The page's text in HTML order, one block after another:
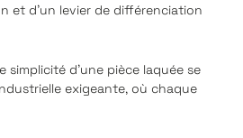
et d’un levier de différenciation
simplicité d’une pièce laquée se
exigeante, où chaque